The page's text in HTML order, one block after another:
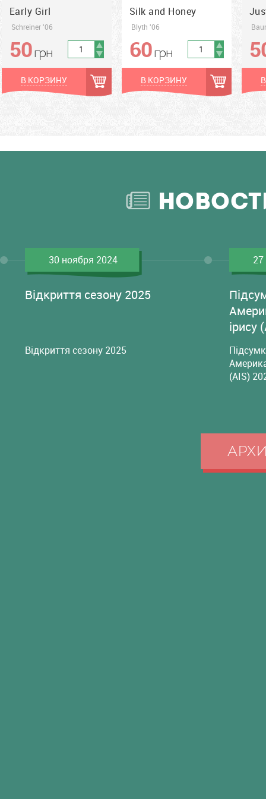
Early Girl
Schreiner '06
грн
50грн
В КОРЗИНУ
Silk and Honey
Blyth '06
грн
60грн
В КОРЗИНУ
грн
30 ноября 2024
Відкриття сезону 2025
Відкриття сезону 2025
ірису
(AIS)